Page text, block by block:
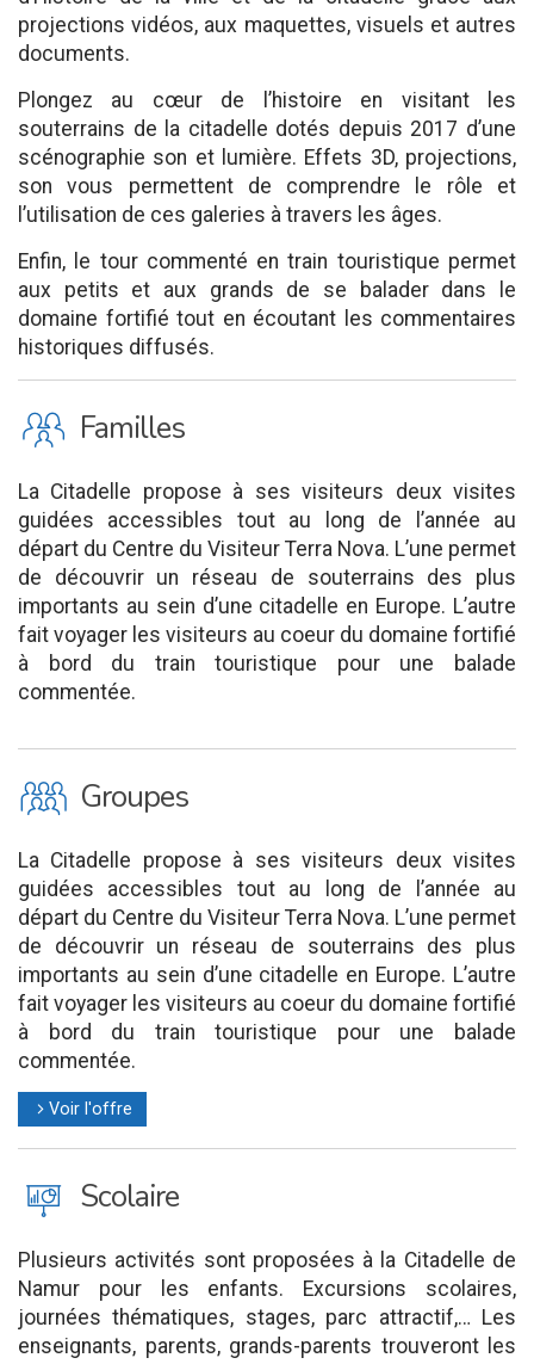
projections vidéos, aux maquettes, visuels et autres
documents.
Plongez au cœur de l’histoire en visitant les
souterrains de la citadelle dotés depuis 2017 d’une
scénographie son et lumière. Effets 3D, projections,
son vous permettent de comprendre le rôle et
l’utilisation de ces galeries à travers les âges.
Enfin, le tour commenté en train touristique permet
aux petits et aux grands de se balader dans le
domaine fortifié tout en écoutant les commentaires
historiques diffusés.
K Familles
La Citadelle propose à ses visiteurs deux visites
guidées accessibles tout au long de l’année au
départ du Centre du Visiteur Terra Nova. L’une permet
de découvrir un réseau de souterrains des plus
importants au sein d’une citadelle en Europe. L’autre
fait voyager les visiteurs au coeur du domaine fortifié
à bord du train touristique pour une balade
commentée.
O Groupes
La Citadelle propose à ses visiteurs deux visites
guidées accessibles tout au long de l’année au
départ du Centre du Visiteur Terra Nova. L’une permet
de découvrir un réseau de souterrains des plus
importants au sein d’une citadelle en Europe. L’autre
fait voyager les visiteurs au coeur du domaine fortifié
à bord du train touristique pour une balade
commentée.
l Voir l'offre
J Scolaire
Plusieurs activités sont proposées à la Citadelle de
Namur pour les enfants. Excursions scolaires,
journées thématiques, stages, parc attractif,… Les
enseignants, parents, grands-parents trouveront les